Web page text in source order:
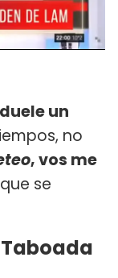
un
no
, vos me
se